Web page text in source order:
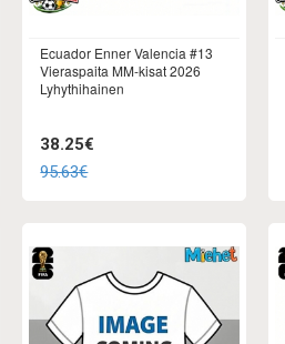
Ecuador Enner Valencia #13
Vieraspaita MM-kisat 2026
Lyhythihainen
38.25€
95.63€